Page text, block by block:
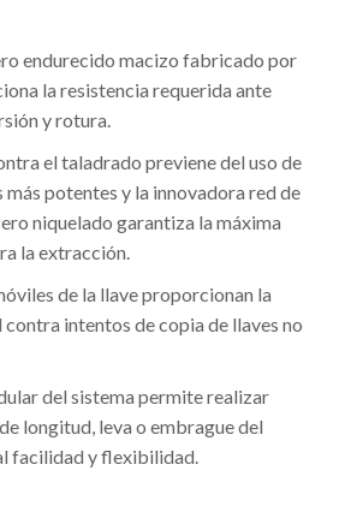
endurecido macizo fabricado por
la resistencia requerida ante
y rotura.
el taladrado previene del uso de
más potentes y la innovadora red de
niquelado garantiza la máxima
la extracción.
de la llave proporcionan la
intentos de copia de llaves no
del sistema permite realizar
longitud, leva o embrague del
facilidad y flexibilidad.